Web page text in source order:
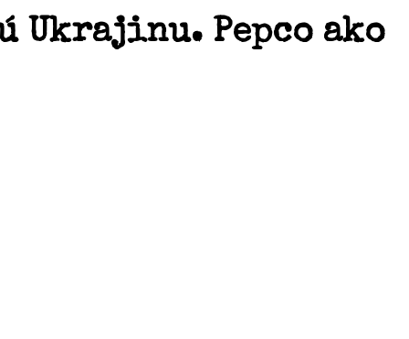
Ukrajinu. Pepco ako